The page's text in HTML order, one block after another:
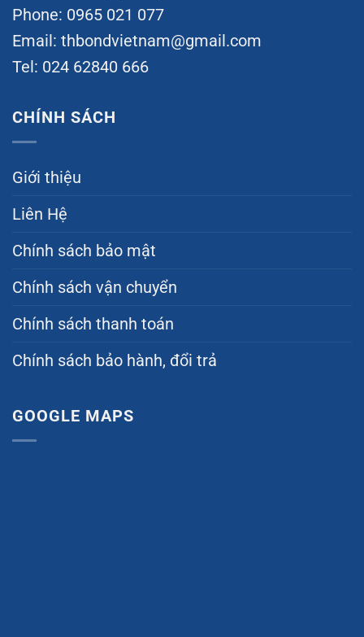
Phone: 0965 021 077
Email: thbondvietnam@gmail.com
Tel: 024 62840 666
CHÍNH SÁCH
Giới thiệu
Liên Hệ
Chính sách bảo mật
Chính sách vận chuyển
Chính sách thanh toán
Chính sách bảo hành, đổi trả
GOOGLE MAPS